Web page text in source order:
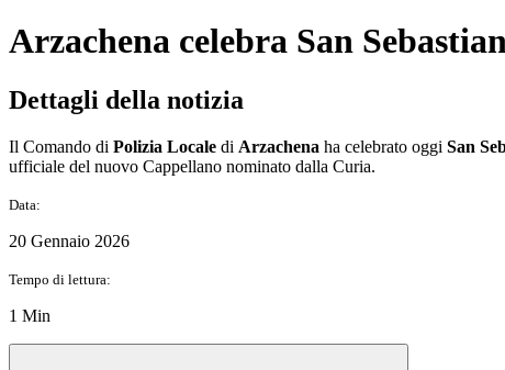
Arzachena celebra San
Dettagli della notizia
Il Comando di Polizia Locale di Arzachena ha celebrato oggi San
ufficiale del nuovo Cappellano nominato dalla Curia.
Data:
20 Gennaio 2026
Tempo di lettura:
1 Min